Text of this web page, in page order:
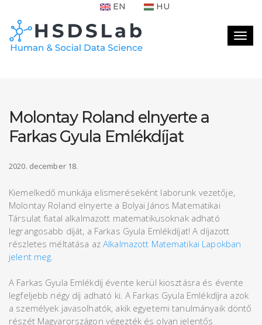
EN HU
Molontay Roland elnyerte a
Farkas Gyula Emlékdíjat
2020. december 18.
Kiemelkedő munkája elismeréseként laborunk vezetője,
Molontay Roland elnyerte a Bolyai János Matematikai
Társulat fiatal alkalmazott matematikusoknak adható
legrangosabb díját, a Farkas Gyula Emlékdíjat! A díjazott
részletes méltatása az Alkalmazott Matematikai Lapokban
jelent meg
A Farkas Gyula Emlékdíj évente kerül kiosztásra és évente
legfeljebb négy díj adható ki. A Farkas Gyula Emlékdíjra azok
a személyek javasolhatók, akik egyetemi tanulmányaik döntő
részét Magyarországon végezték és olyan jelentős